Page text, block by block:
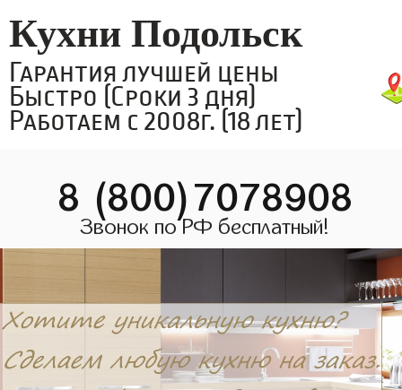
Кухни Подольск
Гарантия лучшей цены
Быстро (Сроки 3 дня)
Работаем с 2008г. (18 лет)
8 (800)7078908
Звонок по РФ бесплатный!